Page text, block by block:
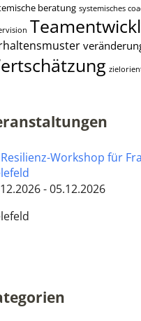
beratung systemisches
Resilienz-Workshop für
- 05.12.2026